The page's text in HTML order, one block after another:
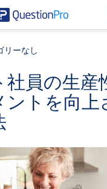
リーなし
社員の生産
ントを向上